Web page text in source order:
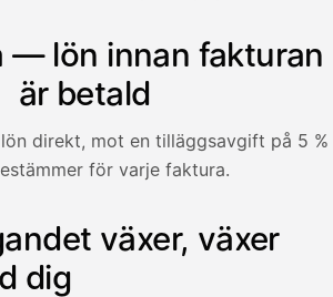
— lön innan fakturan
är betald
direkt, mot en tilläggsavgift på 5 %
för varje faktura.
tar ut lön från en faktura som
Lasku · Acme Oy
Odottaa maksua
Nosta palkkaa
Ennakonpidätys
Palkka maksussa
växer, växer
dig